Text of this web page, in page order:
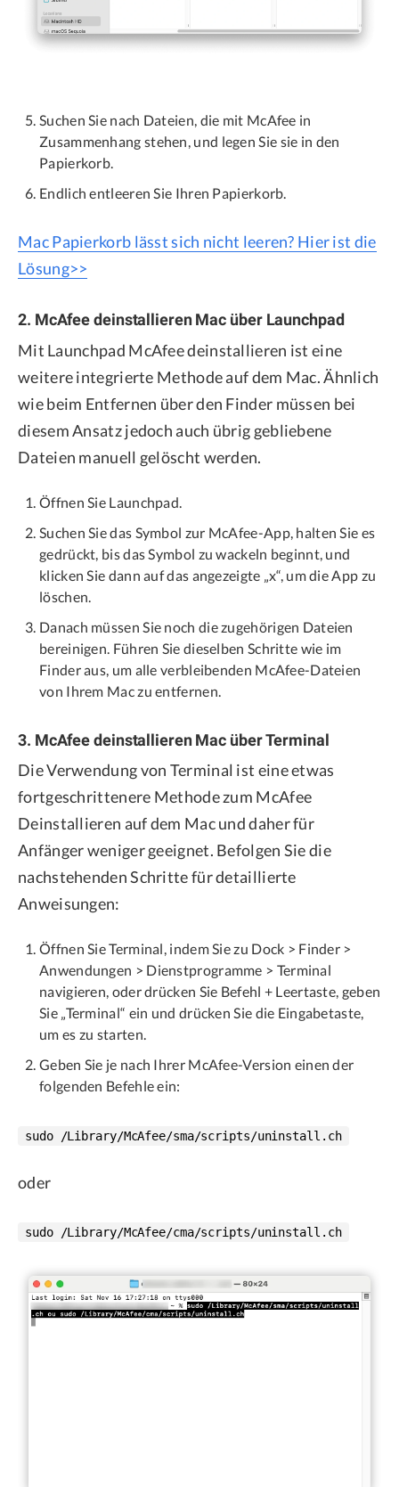
Suchen Sie nach Dateien, die mit McAfee in
Zusammenhang stehen, und legen Sie sie in den
Papierkorb.
Endlich entleeren Sie Ihren Papierkorb.
Mac Papierkorb lässt sich nicht leeren? Hier ist die
Lösung>>
2. McAfee deinstallieren Mac über Launchpad
Mit Launchpad McAfee deinstallieren ist eine
weitere integrierte Methode auf dem Mac. Ähnlich
wie beim Entfernen über den Finder müssen bei
diesem Ansatz jedoch auch übrig gebliebene
Dateien manuell gelöscht werden.
Öffnen Sie Launchpad.
Suchen Sie das Symbol zur McAfee-App, halten Sie es
gedrückt, bis das Symbol zu wackeln beginnt, und
klicken Sie dann auf das angezeigte „x“, um die App zu
löschen.
Danach müssen Sie noch die zugehörigen Dateien
bereinigen. Führen Sie dieselben Schritte wie im
Finder aus, um alle verbleibenden McAfee-Dateien
von Ihrem Mac zu entfernen.
3. McAfee deinstallieren Mac über Terminal
Die Verwendung von Terminal ist eine etwas
fortgeschrittenere Methode zum McAfee
Deinstallieren auf dem Mac und daher für
Anfänger weniger geeignet. Befolgen Sie die
nachstehenden Schritte für detaillierte
Anweisungen:
Öffnen Sie Terminal, indem Sie zu Dock > Finder >
Anwendungen > Dienstprogramme > Terminal
navigieren, oder drücken Sie Befehl + Leertaste, geben
Sie „Terminal“ ein und drücken Sie die Eingabetaste,
um es zu starten.
Geben Sie je nach Ihrer McAfee-Version einen der
folgenden Befehle ein:
sudo /Library/McAfee/sma/scripts/uninstall.ch
oder
sudo /Library/McAfee/cma/scripts/uninstall.ch